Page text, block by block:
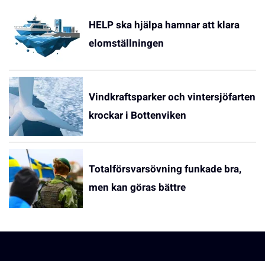
HELP ska hjälpa hamnar att klara
elomställningen
Vindkraftsparker och vintersjöfarten
krockar i Bottenviken
Totalförsvarsövning funkade bra,
men kan göras bättre